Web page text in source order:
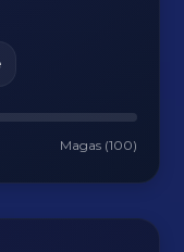
Magas (100)